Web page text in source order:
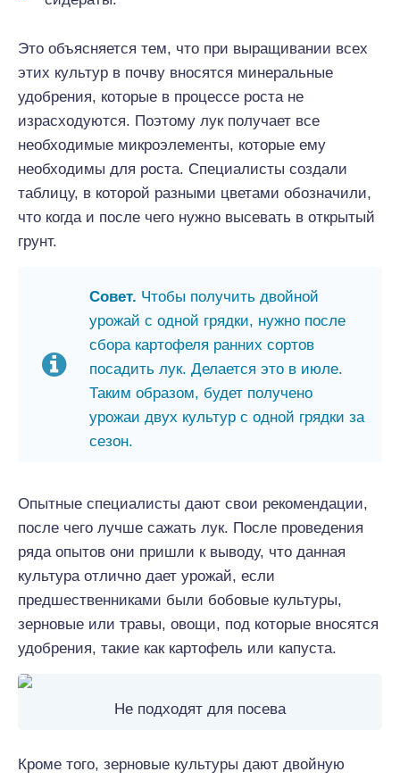
Это объясняется тем, что при выращивании всех
этих культур в почву вносятся минеральные
удобрения, которые в процессе роста не
израсходуются. Поэтому лук получает все
необходимые микроэлементы, которые ему
необходимы для роста. Специалисты создали
таблицу, в которой разными цветами обозначили,
что когда и после чего нужно высевать в открытый
грунт.
Совет. Чтобы получить двойной
урожай с одной грядки, нужно после
сбора картофеля ранних сортов
посадить лук. Делается это в июле.
Таким образом, будет получено
урожаи двух культур с одной грядки за
сезон.
Опытные специалисты дают свои рекомендации,
после чего лучше сажать лук. После проведения
ряда опытов они пришли к выводу, что данная
культура отлично дает урожай, если
предшественниками были бобовые культуры,
зерновые или травы, овощи, под которые вносятся
удобрения, такие как картофель или капуста.
Не подходят для посева
Кроме того, зерновые культуры дают двойную